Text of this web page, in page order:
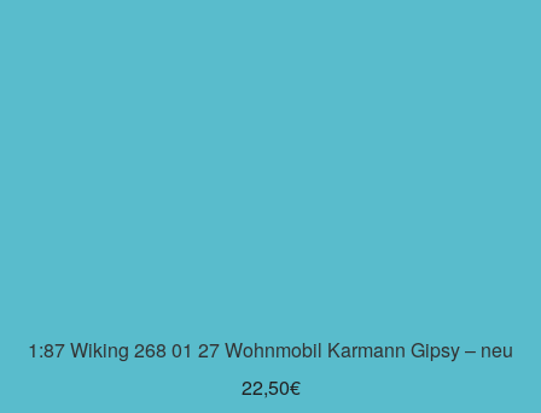
1:87 Wiking 268 01 27 Wohnmobil Karmann Gipsy – neu
22,50€